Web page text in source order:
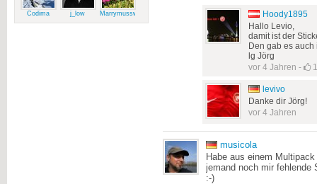
Codima j_low Marrymussweg
Hoody1895
Hallo Levio,
damit ist der
Den gab es auch
lg Jörg
vor 4 Jahren - 1
levivo
Danke dir Jörg!
vor 4 Jahren
musicola
Habe aus einem
jemand noch mir fehlende
:-)